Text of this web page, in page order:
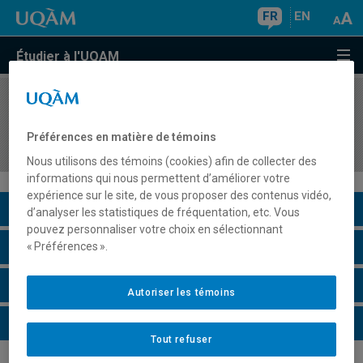
FR EN
Étudier à l'UQAM
COURS//
et philosophie du droit
Description du cours
Horaire - Été 2026
Horaire - Automne 2026
Horaire - Hiver 2027
Préférences en matière de témoins
Nous utilisons des témoins (cookies) afin de collecter des
informations qui nous permettent d’améliorer votre
expérience sur le site, de vous proposer des contenus vidéo,
d’analyser les statistiques de fréquentation, etc. Vous
pouvez personnaliser votre choix en sélectionnant
« Préférences ».
Tout refuser
Autoriser les témoins